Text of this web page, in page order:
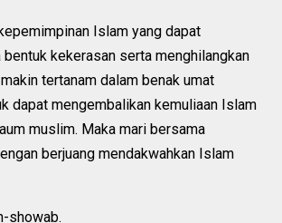
Islam yang dapat
kekerasan serta menghilangkan
tertanam dalam benak umat
dapat mengembalikan kemuliaan Islam
muslim. Maka mari bersama
berjuang mendakwahkan Islam
showab.